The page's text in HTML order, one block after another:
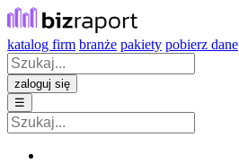
katalog firm branże pakiety pobierz dane
zaloguj się
☰